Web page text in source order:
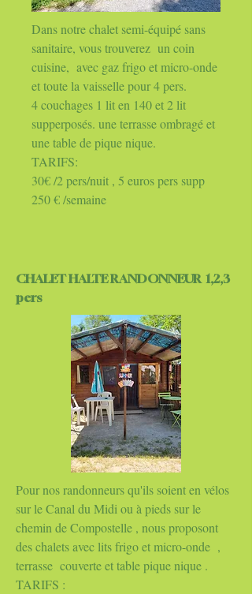
Dans notre chalet semi-équipé sans
sanitaire, vous trouverez un coin
cuisine, avec gaz frigo et micro-onde
et toute la vaisselle pour 4 pers.
4 couchages 1 lit en 140 et 2 lit
supperposés. une terrasse ombragé et
une table de pique nique.
TARIFS:
30€ /2 pers/nuit , 5 euros pers supp
250 € /semaine
CHALET HALTE RANDONNEUR 1,2,3
pers
Pour nos randonneurs qu'ils soient en vélos
sur le Canal du Midi ou à pieds sur le
chemin de Compostelle , nous proposont
des chalets avec lits frigo et micro-onde ,
terrasse couverte et table pique nique .
TARIFS :